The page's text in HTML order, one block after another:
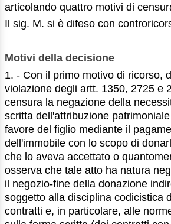
articolando quattro motivi di
Il sig. M. si è difeso con
Motivi della decisione
1. - Con il primo motivo di ricorso,
violazione degli artt. 1350, 2725 e
censura la negazione della
scritta dell'attribuzione
favore del figlio mediante il
dell'immobile con lo scopo di
che lo aveva accettato o
osserva che tale atto ha natura
il negozio-fine della donazione
soggetto alla disciplina codicistica
contratti e, in particolare, alle